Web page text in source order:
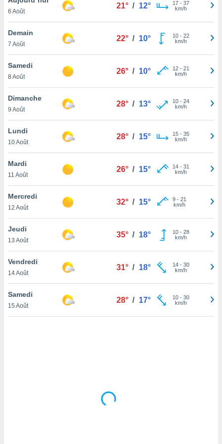
et
»,
au
vous
qu'ils
ou
le
ainsi
un
la
du
en
de
6 Août
21° / 12° 17- 37
km/h
Demain
7 Août
22° / 10° 10- 22
km/h
Samedi
8 Août
26° / 10° 12- 21
km/h
Dimanche
9 Août
28° / 13° 10- 24
km/h
Lundi
10 Août
28° / 15° 15- 35
km/h
Mardi
11 Août
26° / 15° 14- 31
km/h
Mercredi
12 Août
32° / 15° 9- 21
km/h
Jeudi
13 Août
35° / 18° 10- 28
km/h
Vendredi
14 Août
31° / 18° 14- 30
km/h
Samedi
15 Août
28° / 17° 10- 30
km/h